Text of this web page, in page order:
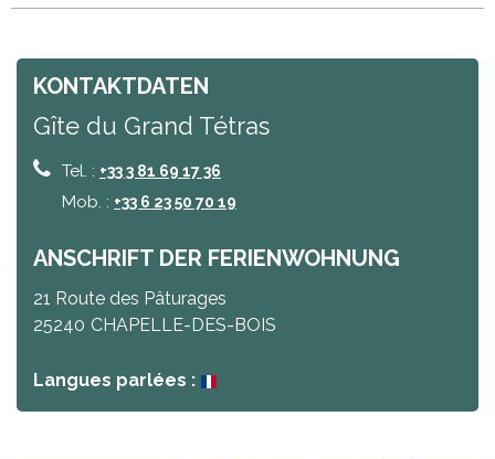
KONTAKTDATEN
Gîte du Grand Tétras
Tel. : +33 3 81 69 17 36
Mob. : +33 6 23 50 70 19
ANSCHRIFT DER FERIENWOHNUNG
21 Route des Pâturages
25240 CHAPELLE-DES-BOIS
Langues parlées :